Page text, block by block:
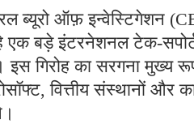
ब्यूरो ऑफ़ इन्वेस्टिगेशन
बड़े इंटरनेशनल टेक-
इस गिरोह का सरगना मुख्य
वित्तीय संस्थानों और